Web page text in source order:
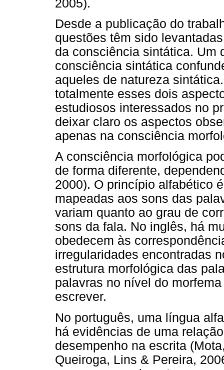
2005).
Desde a publicação do
questões têm sido
da consciência sintática. Um
consciência sintática
aqueles de natureza
totalmente esses dois
estudiosos interessados no
deixar claro os aspectos
apenas na consciência
A consciência morfológica
de forma diferente,
2000). O princípio alfabético
mapeadas aos sons das
variam quanto ao grau de
sons da fala. No inglês, há
obedecem às
irregularidades encontradas
estrutura morfológica das
palavras no nível do
escrever.
No português, uma língua
há evidências de uma
desempenho na escrita
Queiroga, Lins & Pereira,